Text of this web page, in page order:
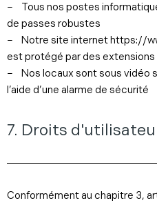
– Tous nos postes
de passes robustes
– Notre site internet https://
est protégé par des
– Nos locaux sont sous vidéo
l’aide d’une alarme de sécurité
7. Droits
Conformément au chapitre 3,